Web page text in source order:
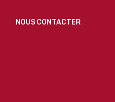
NOUS CONTACTER